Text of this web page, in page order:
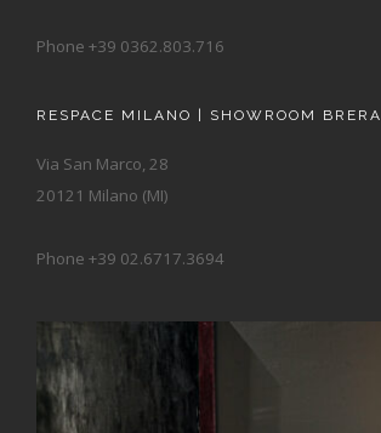
Phone +39 0362.803.716
RESPACE MILANO | SHOWROOM BRERA
Via San Marco, 28
20121 Milano (MI)
Phone +39 02.6717.3694